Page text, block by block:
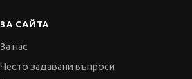
ЗА САЙТА
За нас
Често задавани въпроси